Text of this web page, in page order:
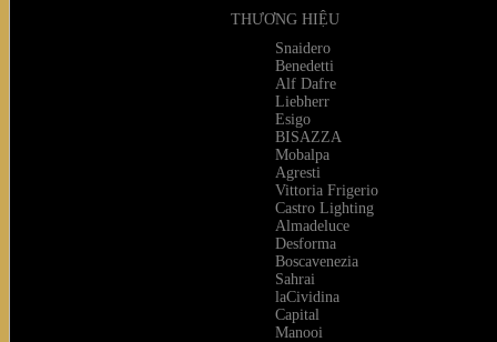
THƯƠNG HIỆU
Snaidero
Benedetti
Alf Dafre
Liebherr
Esigo
BISAZZA
Mobalpa
Agresti
Vittoria Frigerio
Castro Lighting
Almadeluce
Desforma
Boscavenezia
Sahrai
laCividina
Capital
Manooi